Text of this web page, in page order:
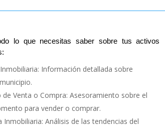
lo que necesitas saber sobre tus activos
Información detallada sobre
de Venta o Compra:Asesoramiento sobre el
para vender o comprar.
Inmobiliaria:Análisis de las tendencias del